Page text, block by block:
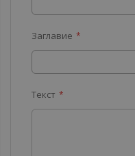
Заглавие
Текст